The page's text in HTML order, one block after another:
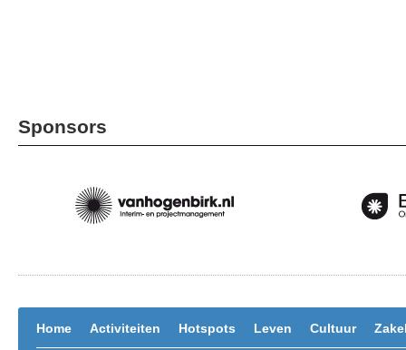
Sponsors
Home Activiteiten Hotspots Leven Cultuur